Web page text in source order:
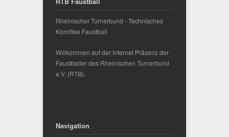
Rheinischer Turnerbund - Technisches
Komittee Faustball
Willkommen auf der Internet Präsenz der
Faustballer des Rheinischen Turnerbund
e.V. (RTB).
Navigation